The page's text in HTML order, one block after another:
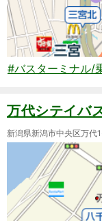
#バスターミナル/
万代シテイバ
新潟県新潟市中央区万代